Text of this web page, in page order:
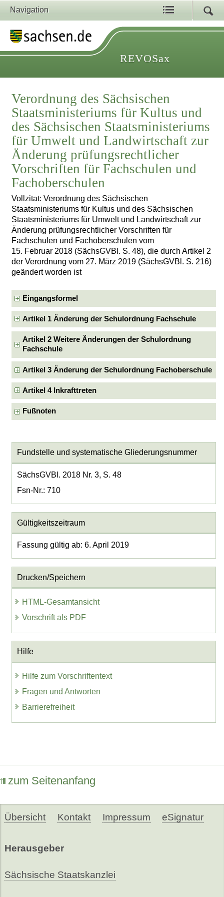
Navigation
REVOSax
Verordnung des Sächsischen
Staatsministeriums für Kultus und
des Sächsischen Staatsministeriums
für Umwelt und Landwirtschaft zur
Änderung prüfungsrechtlicher
Vorschriften für Fachschulen und
Fachoberschulen
Vollzitat: Verordnung des Sächsischen
Staatsministeriums für Kultus und des Sächsischen
Staatsministeriums für Umwelt und Landwirtschaft zur
Änderung prüfungsrechtlicher Vorschriften für
Fachschulen und Fachoberschulen vom
15. Februar 2018 (SächsGVBl. S. 48), die durch Artikel 2
der Verordnung vom 27. März 2019 (SächsGVBl. S. 216)
geändert worden ist
Eingangsformel
Artikel 1 Änderung der Schulordnung Fachschule
Artikel 2 Weitere Änderungen der Schulordnung
Fachschule
Artikel 3 Änderung der Schulordnung Fachoberschule
Artikel 4 Inkrafttreten
Fußnoten
Fundstelle und systematische Gliederungsnummer
SächsGVBl. 2018 Nr. 3, S. 48
Fsn-Nr.: 710
Gültigkeitszeitraum
Fassung gültig ab: 6. April 2019
Drucken/Speichern
HTML-Gesamtansicht
Vorschrift als PDF
Hilfe
Hilfe zum Vorschriftentext
Fragen und Antworten
Barrierefreiheit
zum Seitenanfang
Übersicht Kontakt Impressum eSignatur
Herausgeber
Sächsische Staatskanzlei